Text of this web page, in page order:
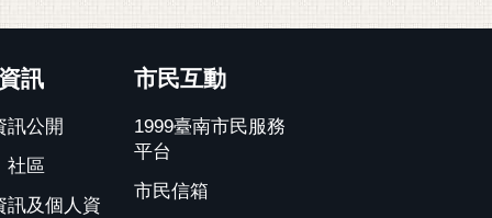
訊
訊公開
社區
訊及個人資
市民互動
1999臺南市民服務
平台
市民信箱